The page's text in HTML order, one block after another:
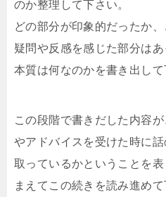
のか整理して下さい。
どの部分が印象的だったか
疑問や反感を感じた部分は
本質は何なのかを書き出して
この段階で書きだした内容
やアドバイスを受けた時に
取っているかということを
まえてこの続きを読み進めて